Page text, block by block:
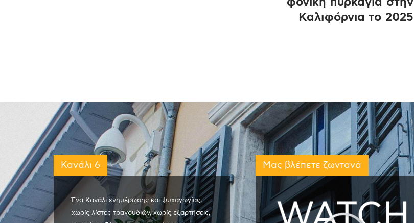
Καλιφόρνια το 2025
Κανάλι 6
Ένα Κανάλι ενημέρωσης και ψυχαγωγίας,
χωρίς λίστες τραγουδιών, χωρίς εξαρτήσεις,
Μας βλέπετε ζωντανά